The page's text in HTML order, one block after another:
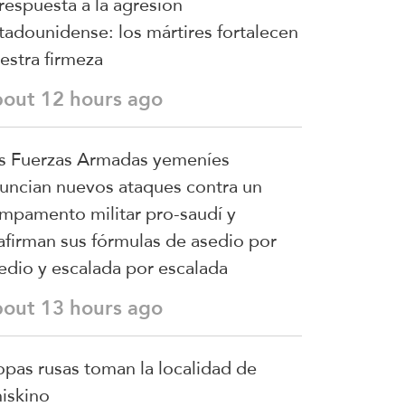
los mártires fortalecen
firmeza
12 hours ago
Fuerzas Armadas yemeníes
nuevos ataques contra un
militar pro-saudí y
sus fórmulas de asedio por
y escalada por escalada
13 hours ago
rusas toman la localidad de